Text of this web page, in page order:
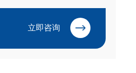
立即咨询